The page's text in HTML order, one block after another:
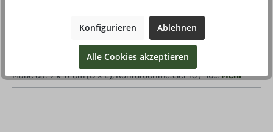
Der Glastrichter ist mit Wandstärke von ca. 2 mm hergestellt.
Maße ca. 9 x 17 cm (D x L), Rohrdruchmesser 15 / 10…Mehr
Konfigurieren Ablehnen
Alle Cookies akzeptieren